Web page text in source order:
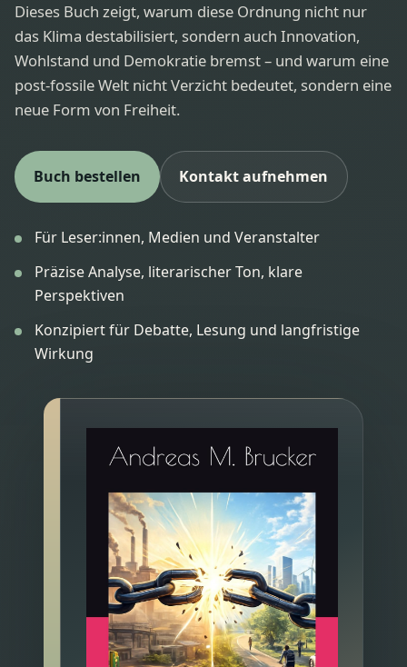
Dieses Buch zeigt, warum diese Ordnung nicht nur
das Klima destabilisiert, sondern auch Innovation,
Wohlstand und Demokratie bremst – und warum eine
post-fossile Welt nicht Verzicht bedeutet, sondern eine
neue Form von Freiheit.
Buch bestellen Kontakt aufnehmen
Für Leser:innen, Medien und Veranstalter
Präzise Analyse, literarischer Ton, klare
Perspektiven
Konzipiert für Debatte, Lesung und langfristige
Wirkung